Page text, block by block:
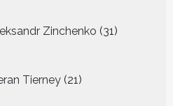
Zinchenko 31
producten
Tierney 21
producten